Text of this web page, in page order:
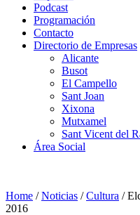
Podcast
Programación
Contacto
Directorio de Empresas
Alicante
Busot
El Campello
Sant Joan
Xixona
Mutxamel
Sant Vicent del
Área Social
Home /Noticias /Cultura /
2016